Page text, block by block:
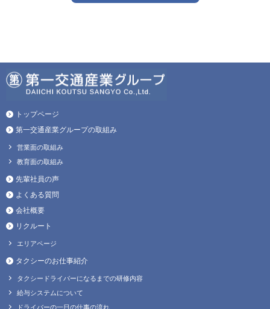
トップページ
第一交通産業グループの取組み
営業面の取組み
教育面の取組み
先輩社員の声
よくある質問
会社概要
リクルート
エリアページ
タクシーのお仕事紹介
タクシードライバーになるまでの研修内容
給与システムについて
ドライバーの一日の仕事の流れ